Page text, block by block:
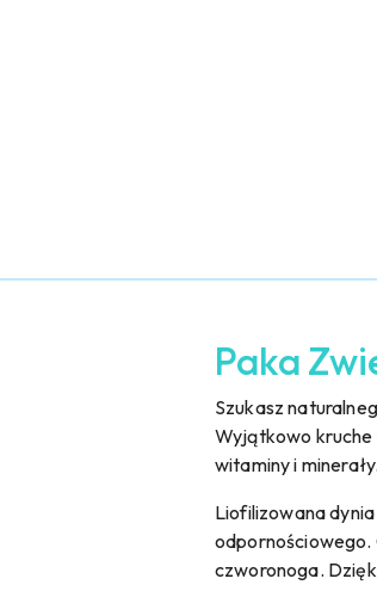
Paka
Szukasz
Wyjątkowo kruche
witaminy i minerały.
Liofilizowana
odpornościowego.
czworonoga.